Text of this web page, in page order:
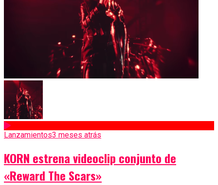
Lanzamientos3 meses atrás
KORN estrena videoclip conjunto de
«Reward The Scars»